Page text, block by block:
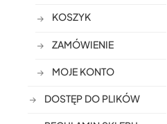
KOSZYK
ZAMÓWIENIE
MOJE KONTO
DOSTĘP DO PLIKÓW